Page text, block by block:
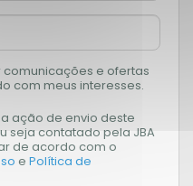
e ofertas
com meus interesses.
ação de envio deste
seja contatado pela JBA
de acordo com o
e Política de